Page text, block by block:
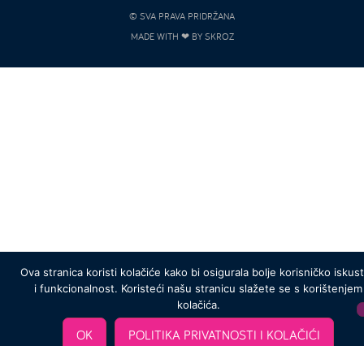
© SVA PRAVA PRIDRŽANA
MADE WITH ❤ BY SKROZ
Ova stranica koristi kolačiće kako bi osigurala bolje korisničko
i funkcionalnost. Koristeći našu stranicu slažete se s korištenjem
kolačića.
OK POLITIKA PRIVATNOSTI I KOLAČIĆI